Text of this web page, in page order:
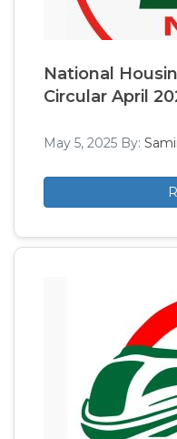
National
Circular April
May 5, 2025 By: